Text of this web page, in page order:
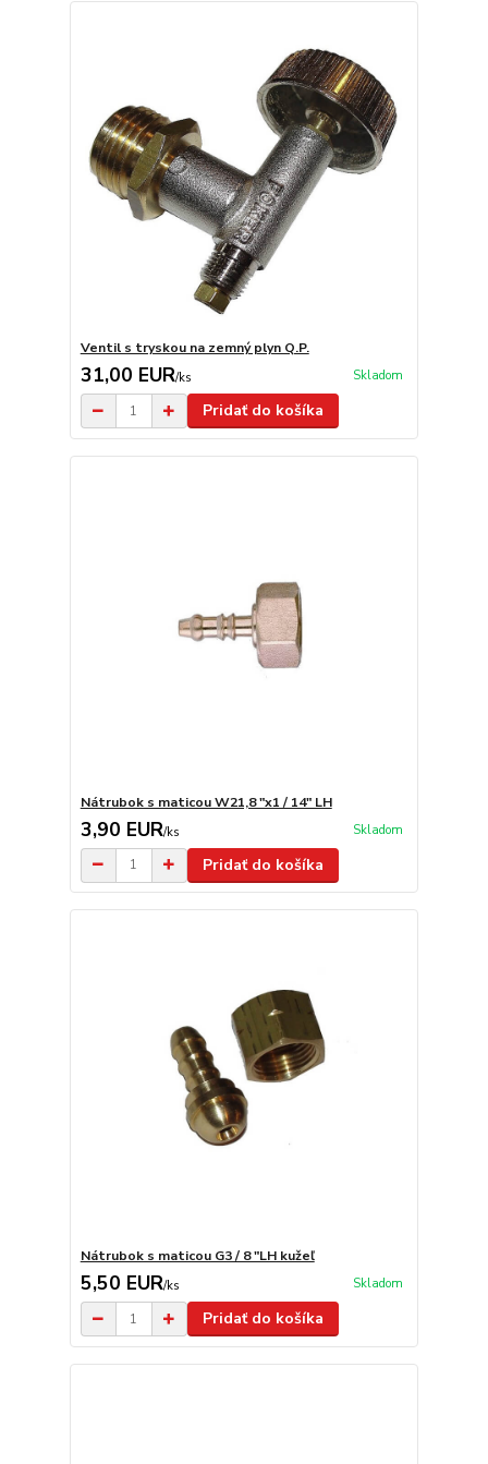
Ventil s tryskou na zemný plyn Q.P.
31,00 EUR/ks Skladom
Pridať do košíka
Nátrubok s maticou W21,8 "x1 / 14" LH
3,90 EUR/ks Skladom
Pridať do košíka
Nátrubok s maticou G3 / 8 "LH kužeľ
5,50 EUR/ks Skladom
Pridať do košíka